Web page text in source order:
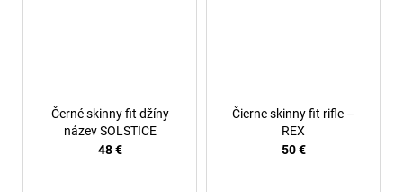
Černé skinny fit džíny
název SOLSTICE
48 €
Čierne skinny fit rifle –
REX
50 €